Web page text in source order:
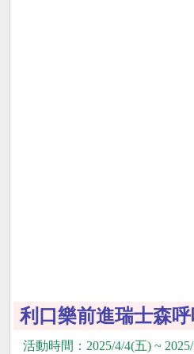
利口樂前進瑞士森
活動時間：2025/4/4(五) ~